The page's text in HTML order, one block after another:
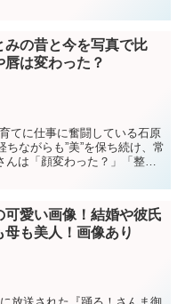
みの昔と今を写真で比
唇は変わった？
てに仕事に奮闘している石原
ながらも”美”を保ち続け、常
は「顔変わった？」「整形
可愛い画像！結婚や彼氏
母も美人！画像あり